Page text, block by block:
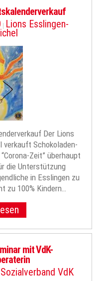
| Lions Esslingen-
Der Lions
verkauft Schokoladen-
Zeit” überhaupt
die Unterstützung
in Esslingen zu
zu 100% Kindern…
mit VdK-
Sozialverband VdK